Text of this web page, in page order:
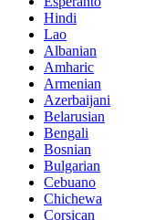
Hindi
Lao
Albanian
Amharic
Armenian
Azerbaijani
Belarusian
Bengali
Bosnian
Bulgarian
Cebuano
Chichewa
Corsican